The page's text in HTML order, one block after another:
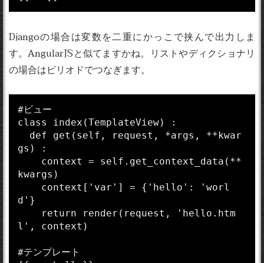
Djangoの場合は変数を二重にかっこで挟んで出力しま
す。AngularJSと似てますかね。リストやディクショナリ
の場合はピリオドでつなぎます。
#ビュー
class index(TemplateView) :
gs) :
kwargs)
d'}
l', context)
#テンプレート